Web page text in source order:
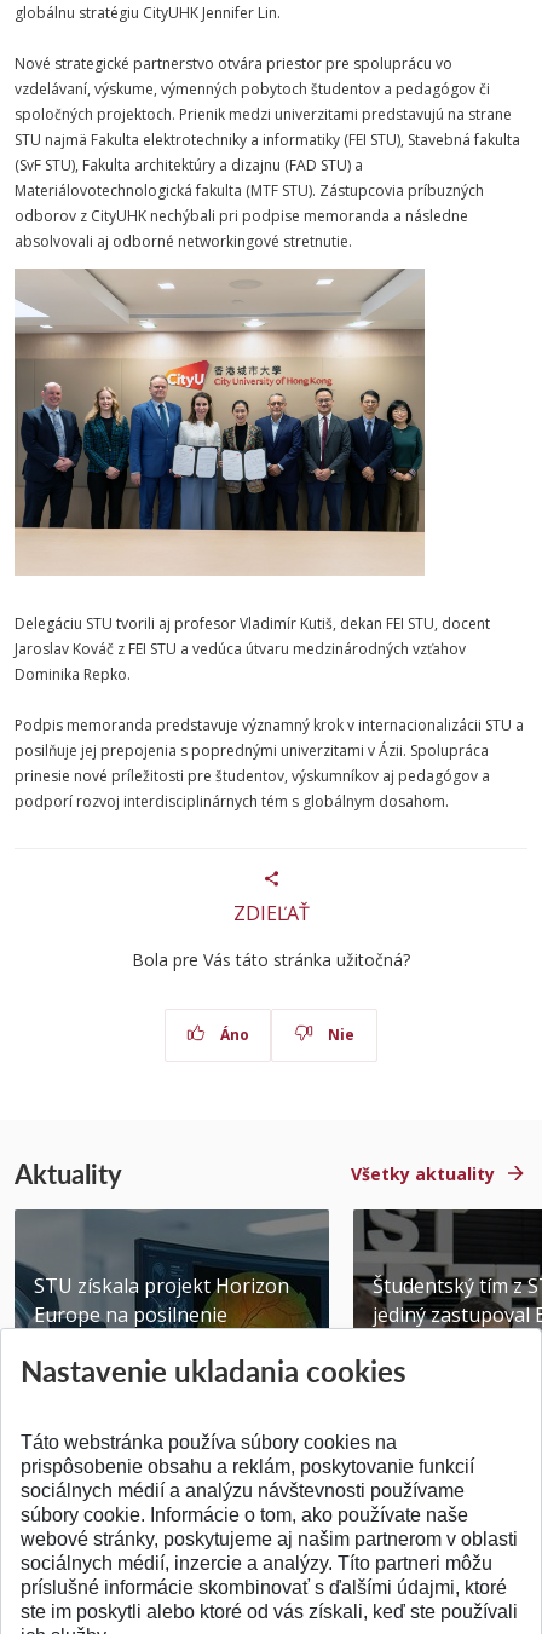
globálnu stratégiu CityUHK Jennifer Lin.
Nové strategické partnerstvo otvára priestor pre spoluprácu vo
vzdelávaní, výskume, výmenných pobytoch študentov a pedagógov či
spoločných projektoch. Prienik medzi univerzitami predstavujú na strane
STU najmä Fakulta elektrotechniky a informatiky (FEI STU), Stavebná fakulta
(SvF STU), Fakulta architektúry a dizajnu (FAD STU) a
Materiálovotechnologická fakulta (MTF STU). Zástupcovia príbuzných
odborov z CityUHK nechýbali pri podpise memoranda a následne
absolvovali aj odborné networkingové stretnutie.
Delegáciu STU tvorili aj profesor Vladimír Kutiš, dekan FEI STU, docent
Jaroslav Kováč z FEI STU a vedúca útvaru medzinárodných vzťahov
Dominika Repko.
Podpis memoranda predstavuje významný krok v internacionalizácii STU a
posilňuje jej prepojenia s poprednými univerzitami v Ázii. Spolupráca
prinesie nové príležitosti pre študentov, výskumníkov aj pedagógov a
podporí rozvoj interdisciplinárnych tém s globálnym dosahom.
ZDIEĽAŤ
Bola pre Vás táto stránka užitočná?
Áno Nie
Aktuality Všetky aktuality
STU získala projekt Horizon
Europe na posilnenie
Publikované 31.07.2026
Študentský tím z
jediný zastupoval
Publikované
SPÄŤ NA VRCH
Nastavenie ukladania cookies
Táto webstránka používa súbory cookies na
prispôsobenie obsahu a reklám, poskytovanie funkcií
sociálnych médií a analýzu návštevnosti používame
súbory cookie. Informácie o tom, ako používate naše
webové stránky, poskytujeme aj našim partnerom v oblasti
sociálnych médií, inzercie a analýzy. Títo partneri môžu
príslušné informácie skombinovať s ďalšími údajmi, ktoré
ste im poskytli alebo ktoré od vás získali, keď ste používali